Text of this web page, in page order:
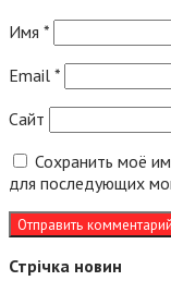
Имя *
Email *
Сайт
Сохранить моё
для последующих
Стрічка новин